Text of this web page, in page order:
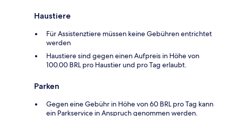
Haustiere
Für Assistenztiere müssen keine Gebühren entrichtet
werden
Haustiere sind gegen einen Aufpreis in Höhe von
100.00 BRL pro Haustier und pro Tag erlaubt.
Parken
Gegen eine Gebühr in Höhe von 60 BRL pro Tag kann
ein Parkservice in Anspruch genommen werden.